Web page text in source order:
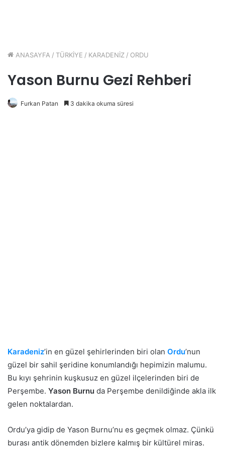
ANASAYFA / TÜRKİYE / KARADENİZ / ORDU
Yason Burnu Gezi Rehberi
Furkan Patan 3 dakika okuma süresi
Karadeniz’in en güzel şehirlerinden biri olan Ordu’nun
güzel bir sahil şeridine konumlandığı hepimizin malumu.
Bu kıyı şehrinin kuşkusuz en güzel ilçelerinden biri de
Perşembe. Yason Burnu da Perşembe denildiğinde akla ilk
gelen noktalardan.
Ordu’ya gidip de Yason Burnu’nu es geçmek olmaz. Çünkü
burası antik dönemden bizlere kalmış bir kültürel miras.